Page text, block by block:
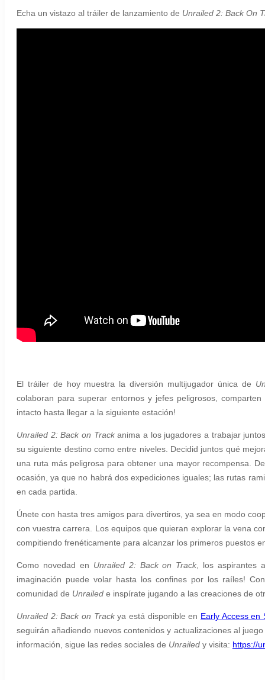
Echa un vistazo al tráiler de lanzamiento de Unrailed 2: Back On
El tráiler de hoy muestra la diversión multijugador única de
colaboran para superar entornos y jefes peligrosos,
intacto hasta llegar a la siguiente estación!
Unrailed 2: Back on Trackanima a los jugadores a trabajar
su siguiente destino como entre niveles. Decidid juntos qué
una ruta más peligrosa para obtener una mayor recompensa.
ocasión, ya que no habrá dos expediciones iguales; las rutas
en cada partida.
Únete con hasta tres amigos para divertiros, ya sea en modo
con vuestra carrera. Los equipos que quieran explorar la vena
compitiendo frenéticamente para alcanzar los primeros puestos
Como novedad en Unrailed 2: Back on Track , los aspirantes
imaginación puede volar hasta los confines por los raíles!
comunidad de Unrailed e inspírate jugando a las creaciones de
Unrailed 2: Back on Trackya está disponible en Early Access en
seguirán añadiendo nuevos contenidos y actualizaciones al
información, sigue las redes sociales de Unrailed y visita: https://